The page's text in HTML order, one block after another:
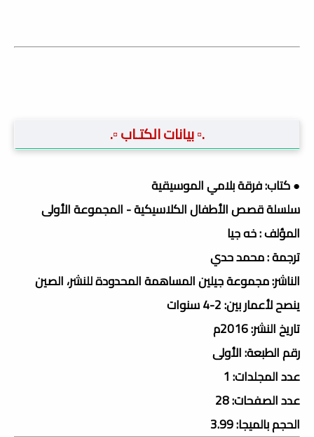
.▫️ بيانات الكتـاب ▫️.
● كتاب: فرقة بلامي الموسيقية
سلسلة قصص الأطفال الكلاسيكية - المجموعة الأولى
المؤلف : خه جيا
ترجمة : محمد حدي
الناشر: مجموعة جيلين المساهمة المحدودة للنشر، الصين
ينصح لأعمار بين: 2-4 سنوات
تاريخ النشر: 2016م
رقم الطبعة: الأولى
عدد المجلدات: 1
عدد الصفحات: 28
الحجم بالميجا: 3.99